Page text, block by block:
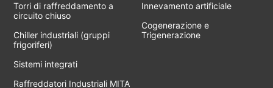
Torri di raffreddamento a
circuito chiuso
Chiller industriali (gruppi
frigoriferi)
Sistemi integrati
Raffreddatori Industriali MITA
Innevamento artificiale
Cogenerazione e
Trigenerazione